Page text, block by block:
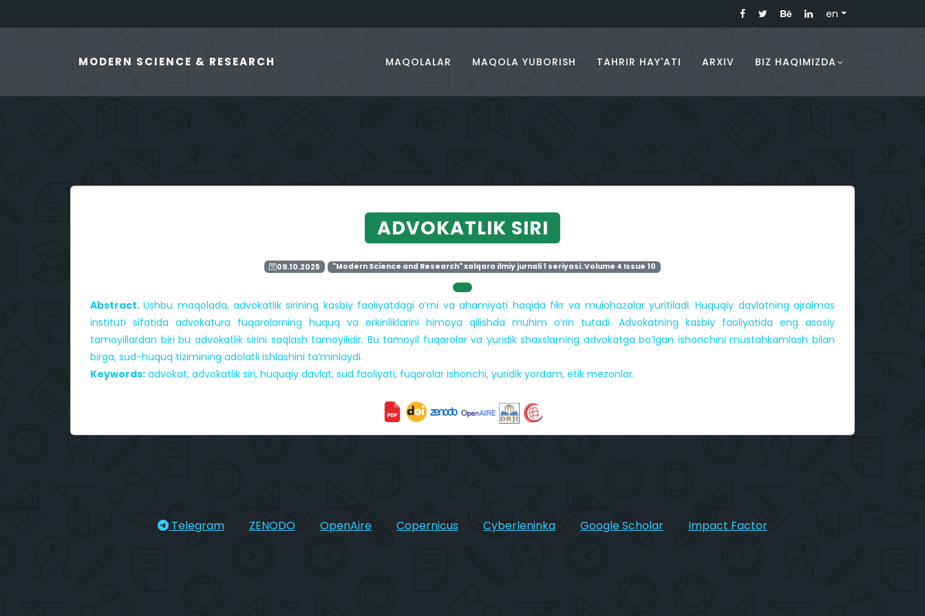
en
MODERN SCIENCE & RESEARCH MAQOLALAR MAQOLA YUBORISH TAHRIR HAY'ATI ARXIV BIZ HAQIMIZDA
ADVOKATLIK SIRI
09.10.2025 "Modern Science and Research" xalqaro ilmiy jurnali 1 seriyasi. Volume 4 Issue 10
Abstract.Ushbu maqolada, advokatlik sirining kasbiy faoliyatdagi o’rni va ahamiyati haqida fikr va mulohazalar yuritiladi. Huquqiy davlatning ajralmas
instituti sifatida advokatura fuqarolarning huquq va erkinliklarini himoya qilishda muhim o‘rin tutadi. Advokatning kasbiy faoliyatida eng asosiy
tamoyillardan biri bu advokatlik sirini saqlash tamoyilidir. Bu tamoyil fuqarolar va yuridik shaxslarning advokatga bo‘lgan ishonchini mustahkamlash bilan
birga, sud-huquq tizimining adolatli ishlashini ta’minlaydi.
Keywords: advokat, advokatlik siri, huquqiy davlat, sud faoliyati, fuqorolar ishonchi, yuridik yordam, etik mezonlar.
Telegram ZENODO OpenAire Copernicus Cyberleninka Google Scholar Impact Factor